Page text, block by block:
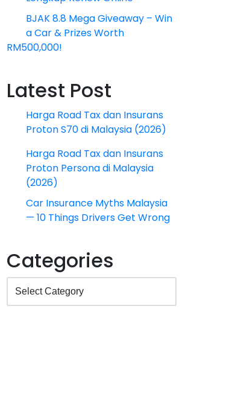
BJAK 8.8 Mega Giveaway – Win
a Car & Prizes Worth
RM500,000!
Latest Post
Harga Road Tax dan Insurans
Proton S70 di Malaysia (2026)
Harga Road Tax dan Insurans
Proton Persona di Malaysia
(2026)
Car Insurance Myths Malaysia
— 10 Things Drivers Get Wrong
Categories